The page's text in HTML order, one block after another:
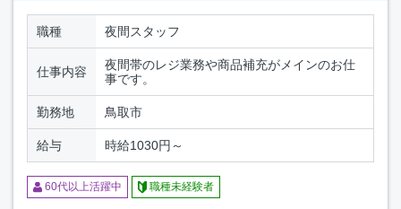
職種 夜間スタッフ
仕事内容
夜間帯のレジ業務や商品補充がメインのお仕
事です。
勤務地 鳥取市
給与 時給1030円～
60代以上活躍中 職種未経験者